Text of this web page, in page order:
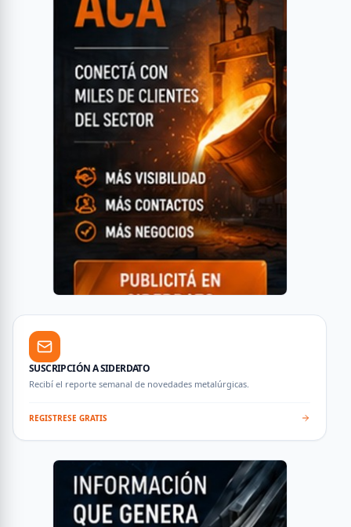
SUSCRIPCIÓN A SIDERDATO
Recibí el reporte semanal de novedades metalúrgicas.
REGISTRESE GRATIS